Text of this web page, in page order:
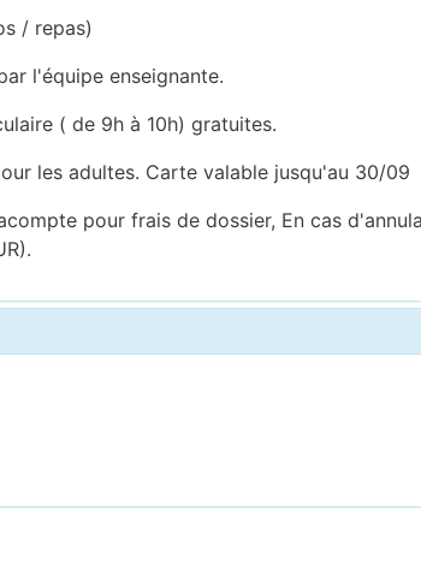
/ repas)
l'équipe enseignante.
( de 9h à 10h) gratuites.
les adultes. Carte valable jusqu'au 30/09
pour frais de dossier, En cas